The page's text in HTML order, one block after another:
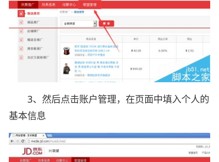
3、然后点击账户管理，在页面中填入个人的
基本信息